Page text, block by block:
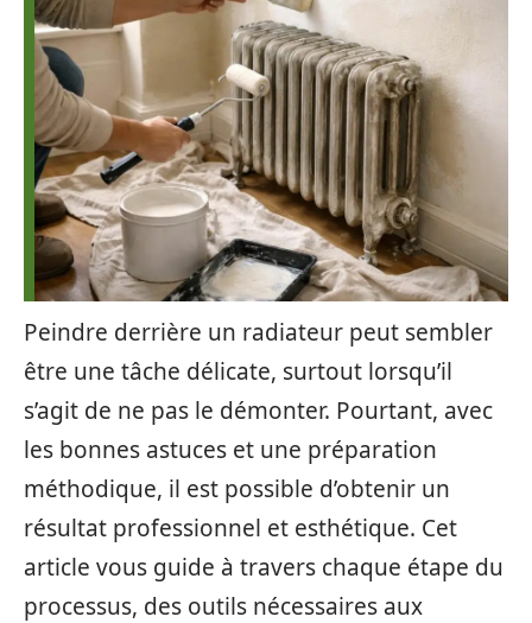
Peindre derrière un radiateur peut sembler
être une tâche délicate, surtout lorsqu’il
s’agit de ne pas le démonter. Pourtant, avec
les bonnes astuces et une préparation
méthodique, il est possible d’obtenir un
résultat professionnel et esthétique. Cet
article vous guide à travers chaque étape du
processus, des outils nécessaires aux